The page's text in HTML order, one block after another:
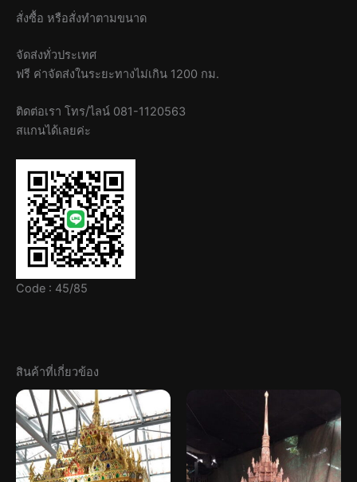
สั่งซื้อ หรือสั่งทำตามขนาด
จัดส่งทั่วประเทศ
ฟรี ค่าจัดส่งในระยะทางไม่เกิน 1200 กม.
ติดต่อเรา โทร/ไลน์ 081-1120563
สแกนได้เลยค่ะ
Code : 45/85
สินค้าที่เกี่ยวข้อง